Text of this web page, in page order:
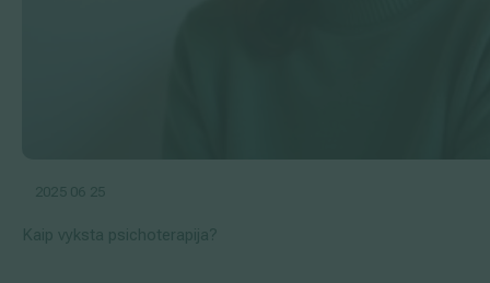
2025 06 25
Kaip vyksta psichoterapija?